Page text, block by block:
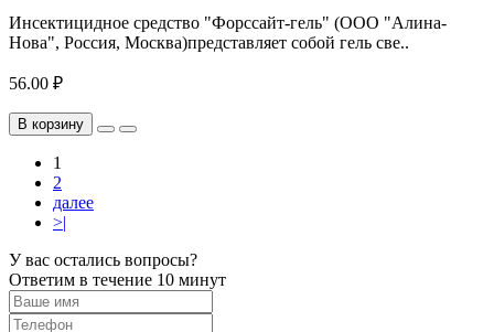
Инсектицидное средство "Форссайт-гель" (ООО "Алина-
Нова", Россия, Москва)представляет собой гель све..
56.00 ₽
В корзину
1
2
далее
>|
У вас остались вопросы?
Ответим в течение 10 минут